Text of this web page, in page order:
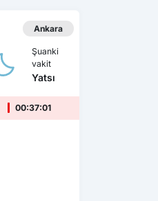
Ankara
Şuanki
vakit
Yatsı
00:37:00